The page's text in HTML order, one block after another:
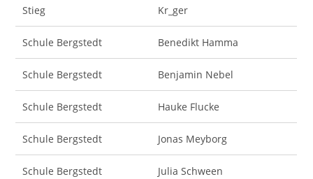
Stieg Kr_ger
Schule Bergstedt Benedikt Hamma
Schule Bergstedt Benjamin Nebel
Schule Bergstedt Hauke Flucke
Schule Bergstedt Jonas Meyborg
Schule Bergstedt Julia Schween